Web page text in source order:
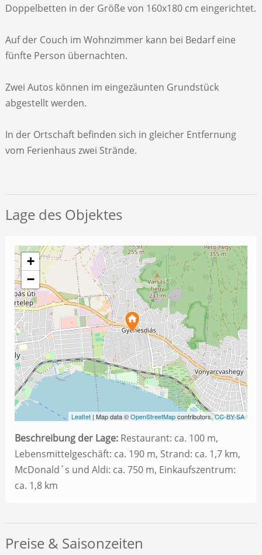
Doppelbetten in der Größe von 160x180 cm eingerichtet.
Auf der Couch im Wohnzimmer kann bei Bedarf eine
fünfte Person übernachten.
Zwei Autos können im eingezäunten Grundstück
abgestellt werden.
In der Ortschaft befinden sich in gleicher Entfernung
vom Ferienhaus zwei Strände.
Lage des Objektes
+
−
Leaflet | Map data ©OpenStreetMapcontributors,CC-BY-SA
Beschreibung der Lage:Restaurant: ca. 100 m,
Lebensmittelgeschäft: ca. 190 m, Strand: ca. 1,7 km,
McDonald´s und Aldi: ca. 750 m, Einkaufszentrum:
ca. 1,8 km
Preise & Saisonzeiten